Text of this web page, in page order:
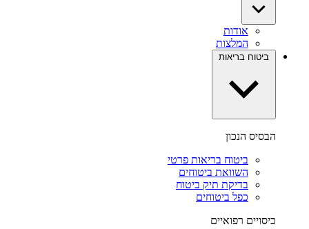
אודות
המלצות
ביטוח בריאות
הבסיס הנכון
ביטוח בריאות פרטי
השוואת ביטוחים
בדיקת תיק ביטוח
כפל ביטוחים
כיסויים רפואיים